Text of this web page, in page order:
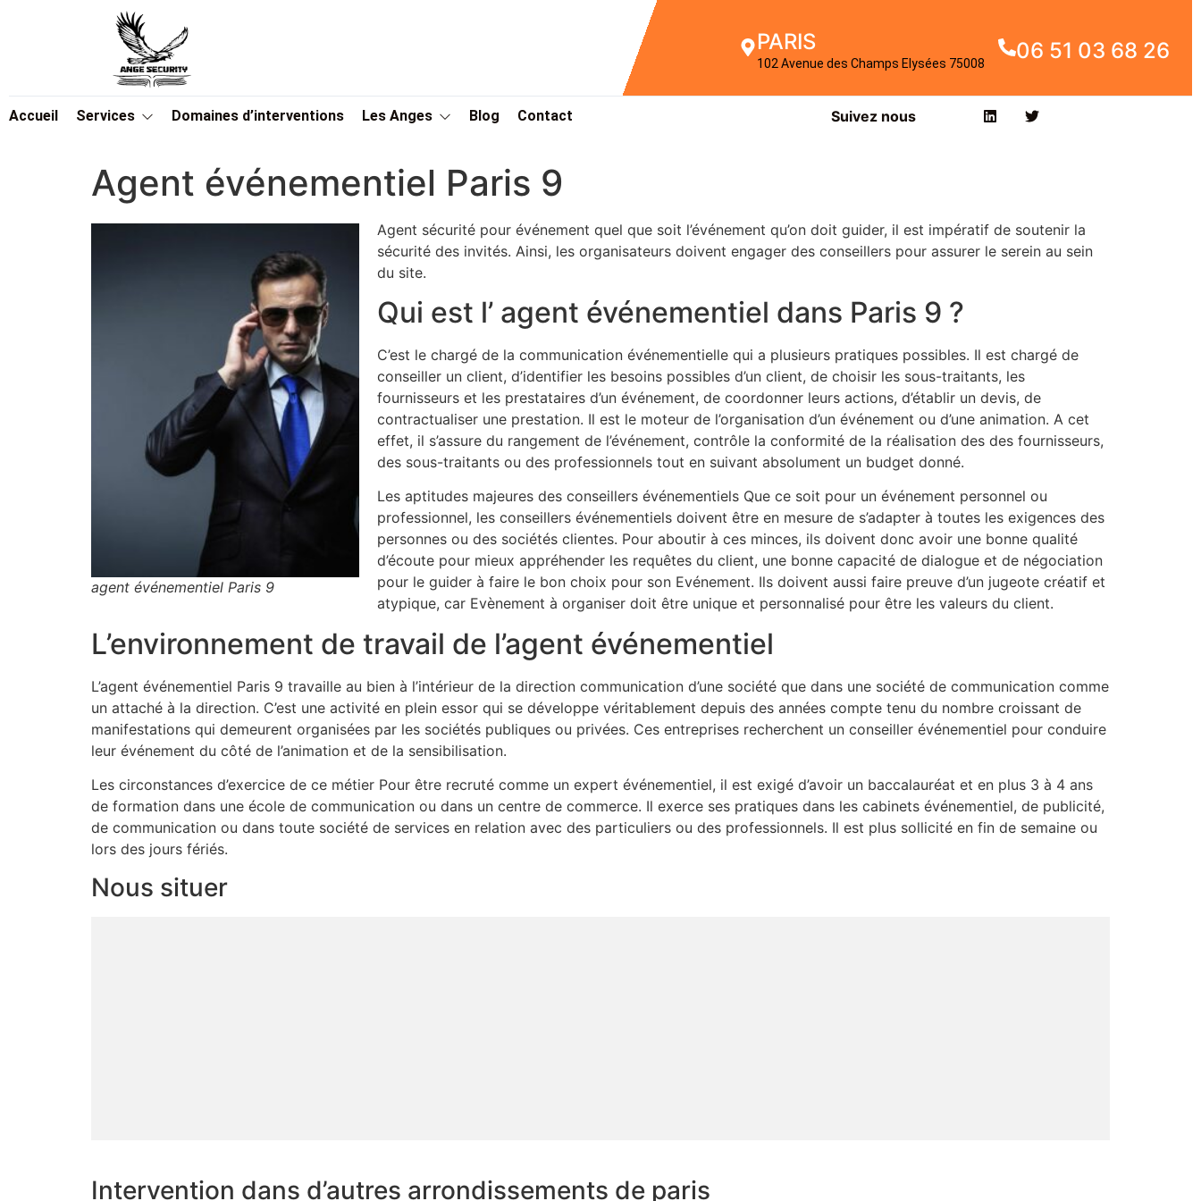
PARIS
102 Avenue des Champs Elysées 75008 06 51 03 68 26
Accueil Services Domaines d’interventions Les Anges Blog Contact Suivez nous
Agent événementiel Paris 9
agent événementiel Paris 9
Agent sécurité pour événement quel que soit l’événement qu’on doit guider, il est impératif de soutenir la
sécurité des invités. Ainsi, les organisateurs doivent engager des conseillers pour assurer le serein au sein
du site.
Qui est l’ agent événementiel dans Paris 9 ?
C’est le chargé de la communication événementielle qui a plusieurs pratiques possibles. Il est chargé de
conseiller un client, d’identifier les besoins possibles d’un client, de choisir les sous-traitants, les
fournisseurs et les prestataires d’un événement, de coordonner leurs actions, d’établir un devis, de
contractualiser une prestation. Il est le moteur de l’organisation d’un événement ou d’une animation. A cet
effet, il s’assure du rangement de l’événement, contrôle la conformité de la réalisation des des fournisseurs,
des sous-traitants ou des professionnels tout en suivant absolument un budget donné.
Les aptitudes majeures des conseillers événementiels Que ce soit pour un événement personnel ou
professionnel, les conseillers événementiels doivent être en mesure de s’adapter à toutes les exigences des
personnes ou des sociétés clientes. Pour aboutir à ces minces, ils doivent donc avoir une bonne qualité
d’écoute pour mieux appréhender les requêtes du client, une bonne capacité de dialogue et de négociation
pour le guider à faire le bon choix pour son Evénement. Ils doivent aussi faire preuve d’un jugeote créatif et
atypique, car Evènement à organiser doit être unique et personnalisé pour être les valeurs du client.
L’environnement de travail de l’agent événementiel
L’agent événementiel Paris 9 travaille au bien à l’intérieur de la direction communication d’une société que dans une société de communication comme
un attaché à la direction. C’est une activité en plein essor qui se développe véritablement depuis des années compte tenu du nombre croissant de
manifestations qui demeurent organisées par les sociétés publiques ou privées. Ces entreprises recherchent un conseiller événementiel pour conduire
leur événement du côté de l’animation et de la sensibilisation.
Les circonstances d’exercice de ce métier Pour être recruté comme un expert événementiel, il est exigé d’avoir un baccalauréat et en plus 3 à 4 ans
de formation dans une école de communication ou dans un centre de commerce. Il exerce ses pratiques dans les cabinets événementiel, de publicité,
de communication ou dans toute société de services en relation avec des particuliers ou des professionnels. Il est plus sollicité en fin de semaine ou
lors des jours fériés.
Nous situer
Intervention dans d’autres arrondissements de paris